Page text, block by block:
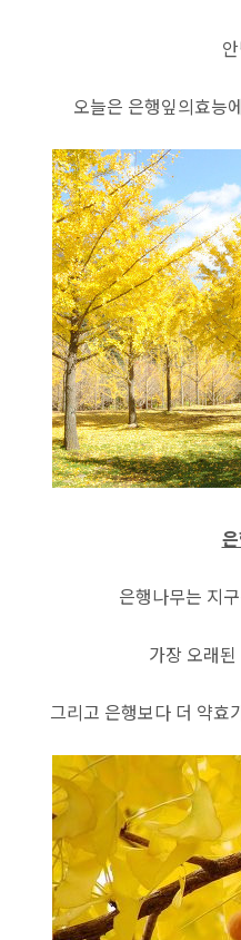
오늘은 은행잎의효능
은행나무는 지
가장 오래
그리고 은행보다 더 약효